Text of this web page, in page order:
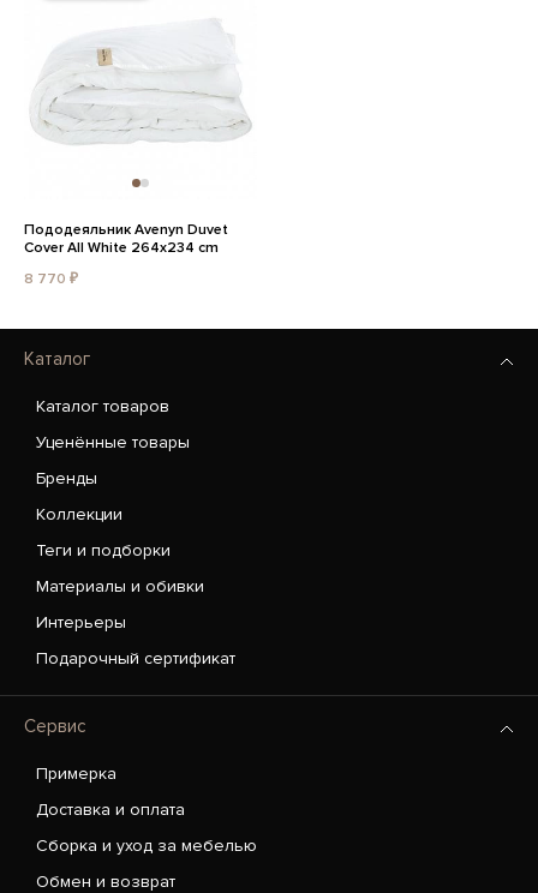
Пододеяльник Avenyn Duvet
Cover All White 264x234 cm
8 770 ₽
Каталог
Каталог товаров
Уценённые товары
Бренды
Коллекции
Теги и подборки
Материалы и обивки
Интерьеры
Подарочный сертификат
Сервис
Примерка
Доставка и оплата
Сборка и уход за мебелью
Обмен и возврат